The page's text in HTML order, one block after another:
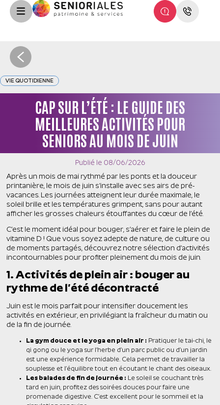
VIE QUOTIDIENNE
CAP SUR L’ÉTÉ : LE GUIDE DES
MEILLEURES ACTIVITÉS POUR
SENIORS AU MOIS DE JUIN
Publié le 08/06/2026
Après un mois de mai rythmé par les ponts et la douceur
printanière, le mois de juin s’installe avec ses airs de pré-
vacances. Les journées atteignent leur durée maximale, le
soleil brille et les températures grimpent, sans pour autant
afficher les grosses chaleurs étouffantes du cœur de l’été.
C’est le moment idéal pour bouger, s’aérer et faire le plein de
vitamine D ! Que vous soyez adepte de nature, de culture ou
de moments partagés, découvrez notre sélection d’activités
incontournables pour profiter pleinement du mois de juin.
1. Activités de plein air : bouger au
rythme de l’été décontracté
Juin est le mois parfait pour intensifier doucement les
activités en extérieur, en privilégiant la fraîcheur du matin ou
de la fin de journée.
La gym douce et le yoga en plein air : Pratiquer le tai-chi, le
qi gong ou le yoga sur l’herbe d’un parc public ou d’un jardin
est une expérience formidable. Cela permet de travailler la
souplesse et l’équilibre tout en écoutant le chant des oiseaux.
Les balades de fin de journée : Le soleil se couchant très
tard en juin, profitez des soirées douces pour faire une
promenade digestive. C’est excellent pour le sommeil et la